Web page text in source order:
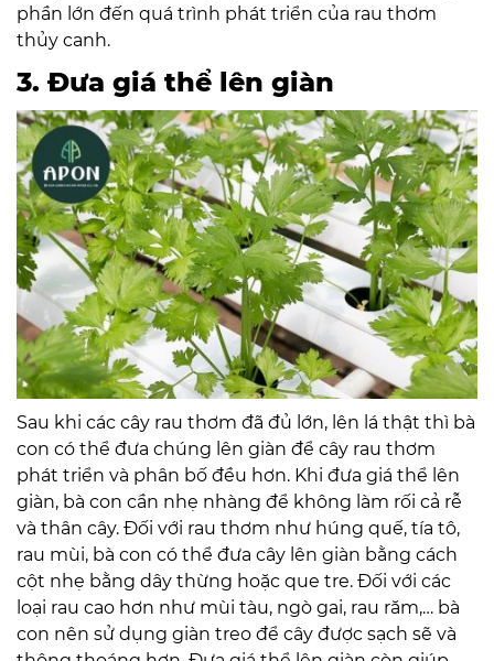
phần lớn đến quá trình phát triển của rau thơm
thủy canh.
3. Đưa giá thể lên giàn
Sau khi các cây rau thơm đã đủ lớn, lên lá thật thì bà
con có thể đưa chúng lên giàn để cây rau thơm
phát triển và phân bố đều hơn. Khi đưa giá thể lên
giàn, bà con cần nhẹ nhàng để không làm rối cả rễ
và thân cây. Đối với rau thơm như húng quế, tía tô,
rau mùi, bà con có thể đưa cây lên giàn bằng cách
cột nhẹ bằng dây thừng hoặc que tre. Đối với các
loại rau cao hơn như mùi tàu, ngò gai, rau răm,… bà
con nên sử dụng giàn treo để cây được sạch sẽ và